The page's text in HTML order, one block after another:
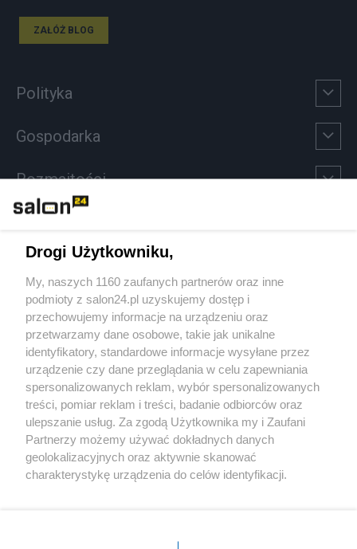
ZAŁÓŻ BLOG
Polityka
Gospodarka
Rozmaitości
Sport
Społeczeństwo
Kultura
X Facebook Instagram Youtube
Drogi Użytkowniku,
My, naszych 1160 zaufanych partnerów oraz inne
podmioty z salon24.pl uzyskujemy dostęp i
przechowujemy informacje na urządzeniu oraz
przetwarzamy dane osobowe, takie jak unikalne
identyfikatory, standardowe informacje wysyłane przez
urządzenie czy dane przeglądania w celu zapewniania
spersonalizowanych reklam, wybór spersonalizowanych
treści, pomiar reklam i treści, badanie odbiorców oraz
ulepszanie usług. Za zgodą Użytkownika my i Zaufani
Partnerzy możemy używać dokładnych danych
geolokalizacyjnych oraz aktywnie skanować
charakterystykę urządzenia do celów identyfikacji.
zmienić/wycofać klikając przycisk ustawień prywatności